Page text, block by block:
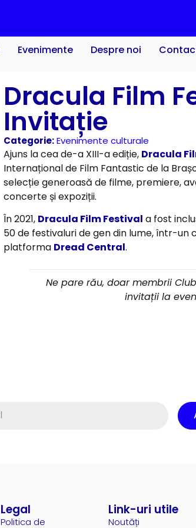
Evenimente Despre noi
Dracula Film
Invitație
Categorie:Evenimente culturale
Ajuns la cea de-a XIII-a ediție, Dracula
Internațional de Film Fantastic de la
selecție generoasă de filme, premiere,
concerte și expoziții.
În 2021, Dracula Film Festival a fost
50 de festivaluri de gen din lume, într-un
platforma Dread Central.
Ne pare rău, doar membrii
invitații la
Legal
Politica de
Link-uri utile
Noutăți